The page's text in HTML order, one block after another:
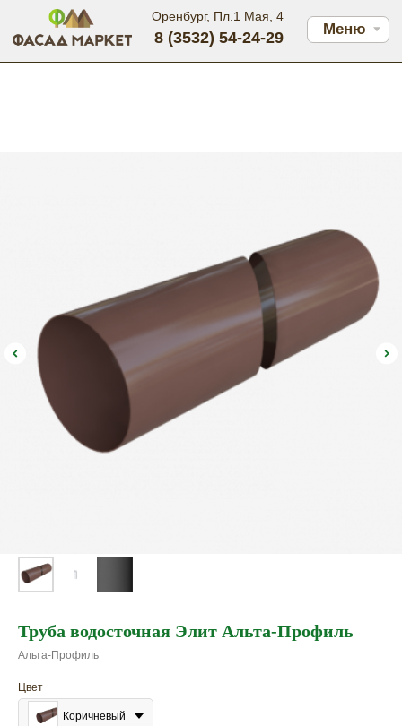
Меню
Оренбург, Пл.1 Мая, 4
8 (3532) 54-24-29
Труба водосточная Элит Альта-Профиль
Альта-Профиль
Цвет
Коричневый